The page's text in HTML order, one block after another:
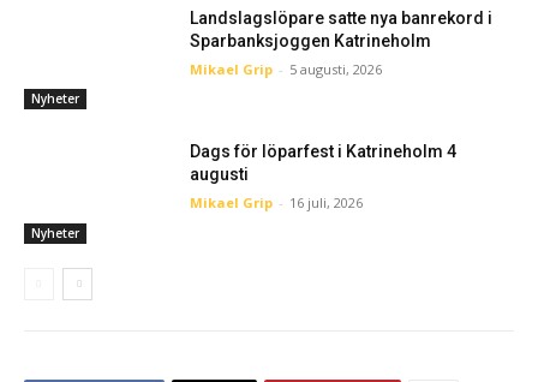
Nyheter
Landslagslöpare satte nya banrekord i
Sparbanksjoggen Katrineholm
Mikael Grip - 5 augusti, 2026
Nyheter
Dags för löparfest i Katrineholm 4
augusti
Mikael Grip - 16 juli, 2026